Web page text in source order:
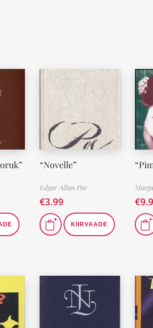
“Novelle”
Edgar Allan Poe
€3.99
KIIRVAADE
€